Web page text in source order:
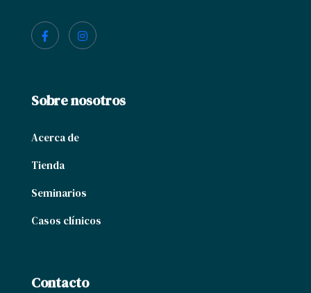
Sobre nosotros
Acerca de
Tienda
Seminarios
Casos clínicos
Contacto